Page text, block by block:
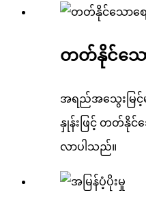
တတ်နိုင်သော
အရည်အသွေးမြင့်မ
နှုန်းဖြင့် တတ်နိုင်သ
လာပါသည်။